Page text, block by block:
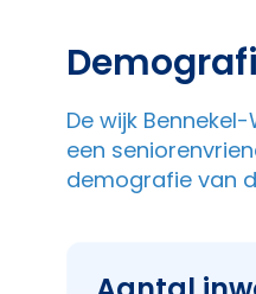
De wijk
een
demografie van